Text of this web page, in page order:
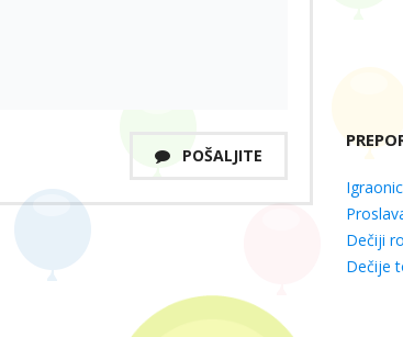
POŠALJITE
Dečiji
Dečije